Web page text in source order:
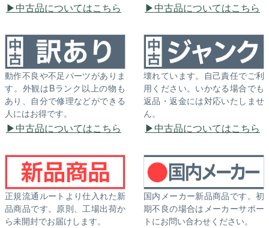
中古品についてはこちら 中古品についてはこちら
動作不良や不足パーツがありま
す。外観はBランク以上の物も
あり、自分で修理などができる
人にはお得です。
中古品についてはこちら
壊れています。自己責任でご利
用ください。いかなる場合でも
返品・返金には対応いたしませ
ん。
中古品についてはこちら
正規流通ルートより仕入れた新
品商品です。原則、工場出荷か
ら未開封でお届けします。
国内メーカー新品商品です。初
期不良の場合はメーカーサポー
トにお問い合わせください。